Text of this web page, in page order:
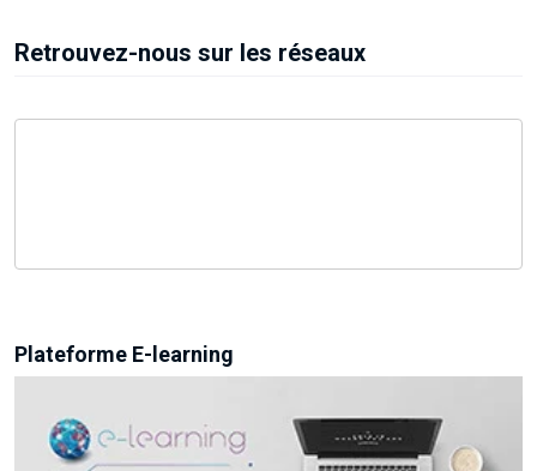
Retrouvez-nous sur les réseaux
Plateforme E-learning